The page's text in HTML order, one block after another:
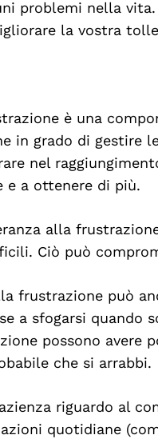
problemi nella
la vostra
è una
in grado di gestire
nel
e a ottenere di più.
alla
Ciò può
frustrazione può
a sfogarsi quando
possono avere
che si arrabbi.
riguardo al
quotidiane